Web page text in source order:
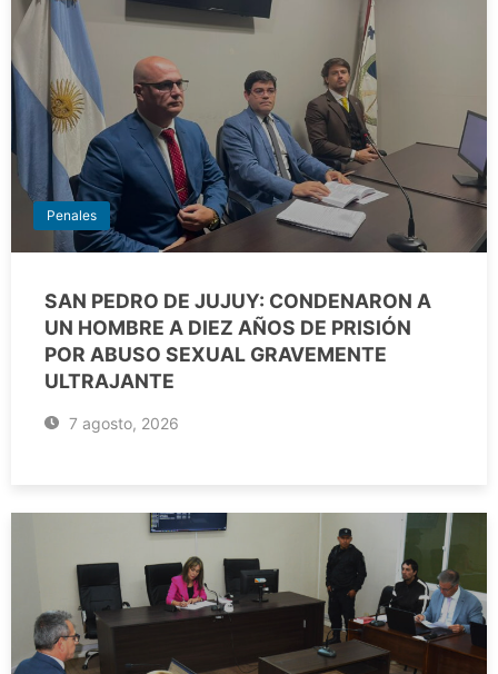
Penales
SAN PEDRO DE JUJUY: CONDENARON A
UN HOMBRE A DIEZ AÑOS DE PRISIÓN
POR ABUSO SEXUAL GRAVEMENTE
ULTRAJANTE
7 agosto, 2026